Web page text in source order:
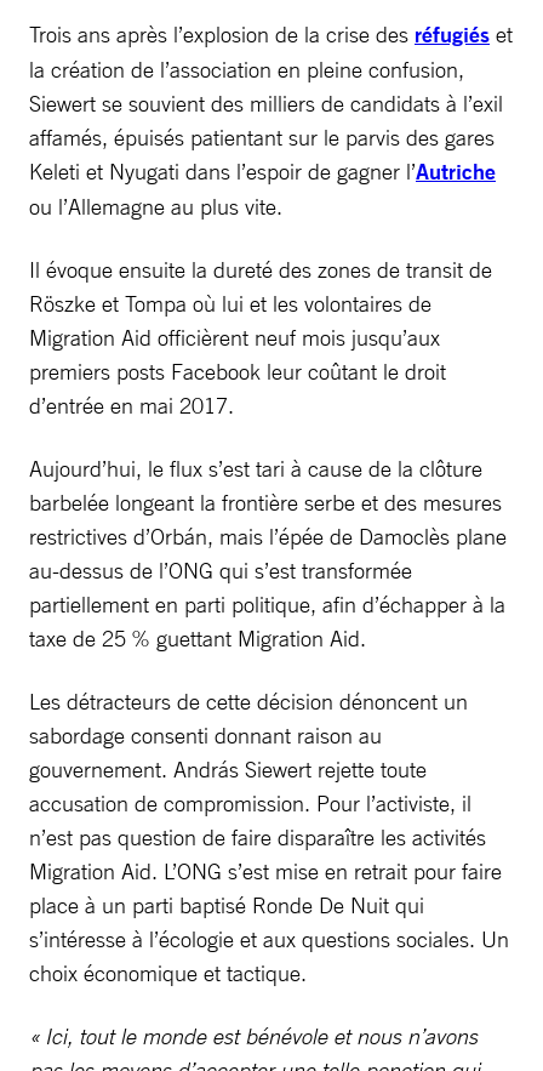
Trois ans après l’explosion de la crise des réfugiés et
la création de l’association en pleine confusion,
Siewert se souvient des milliers de candidats à l’exil
affamés, épuisés patientant sur le parvis des gares
Keleti et Nyugati dans l’espoir de gagner l’Autriche
ou l’Allemagne au plus vite.
Il évoque ensuite la dureté des zones de transit de
Röszke et Tompa où lui et les volontaires de
Migration Aid officièrent neuf mois jusqu’aux
premiers posts Facebook leur coûtant le droit
d’entrée en mai 2017.
Aujourd’hui, le flux s’est tari à cause de la clôture
barbelée longeant la frontière serbe et des mesures
restrictives d’Orbán, mais l’épée de Damoclès plane
au-dessus de l’ONG qui s’est transformée
partiellement en parti politique, afin d’échapper à la
taxe de 25 % guettant Migration Aid.
Les détracteurs de cette décision dénoncent un
sabordage consenti donnant raison au
gouvernement. András Siewert rejette toute
accusation de compromission. Pour l’activiste, il
n’est pas question de faire disparaître les activités
Migration Aid. L’ONG s’est mise en retrait pour faire
place à un parti baptisé Ronde De Nuit qui
s’intéresse à l’écologie et aux questions sociales. Un
choix économique et tactique.
« Ici, tout le monde est bénévole et nous n’avons